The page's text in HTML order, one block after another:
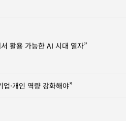
활용 가능한 AI 시대 열자”
·개인 역량 강화해야”